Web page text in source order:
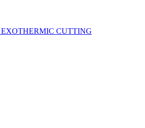
EXOTHERMIC CUTTING